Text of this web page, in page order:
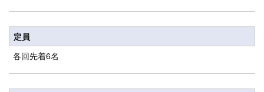
定員
各回先着6名